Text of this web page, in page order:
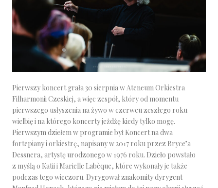
Pierwszy koncert grała 30 sierpnia w Ateneum Orkiestra
Filharmonii Czeskiej, a więc zespół, który od momentu
pierwszego usłyszenia na żywo w czerwcu zeszłego roku
wielbię i na którego koncerty jeżdżę kiedy tylko mogę.
Pierwszym dziełem w programie był Koncert na dwa
fortepiany i orkiestrę, napisany w 2017 roku przez Bryce’a
Dessnera, artystę urodzonego w 1976 roku. Dzieło powstało
z myślą o Katii i Marielle Labèque, które wykonały je także
podczas tego wieczoru. Dyrygował znakomity dyrygent